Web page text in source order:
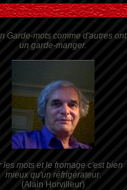
Garde-mots comme d'autres ont
un garde-manger.
les mots et le fromage c'est bien
mieux qu'un réfrigérateur.
(Alain Horvilleur)